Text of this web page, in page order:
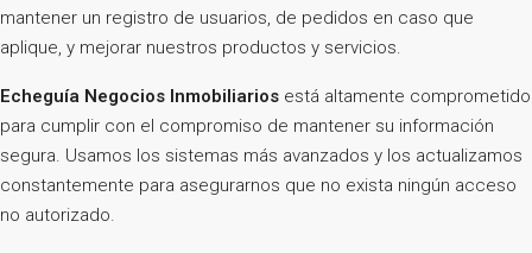
mantener un registro de usuarios, de pedidos en caso que
aplique, y mejorar nuestros productos y servicios.
Echeguía Negocios Inmobiliarios está altamente comprometido
para cumplir con el compromiso de mantener su información
segura. Usamos los sistemas más avanzados y los actualizamos
constantemente para asegurarnos que no exista ningún acceso
no autorizado.